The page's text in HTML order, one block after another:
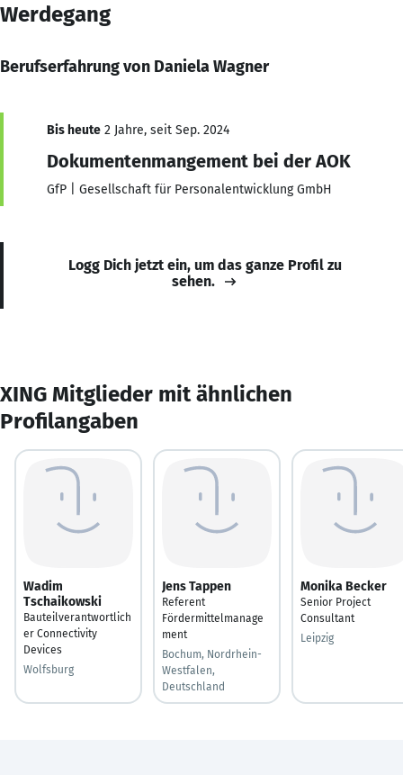
Werdegang
Berufserfahrung von Daniela Wagner
Bis heute 2 Jahre, seit Sep. 2024
Dokumentenmangement bei der AOK
GfP | Gesellschaft für Personalentwicklung GmbH
Logg Dich jetzt ein, um das ganze Profil zu
sehen.
XING Mitglieder mit ähnlichen
Profilangaben
Wadim
Tschaikowski
Bauteilverantwortlich
er Connectivity
Devices
Wolfsburg
Jens Tappen
Referent
Fördermittelmanage
ment
Bochum, Nordrhein-
Westfalen,
Deutschland
Monika Becker
Senior Project
Consultant
Leipzig